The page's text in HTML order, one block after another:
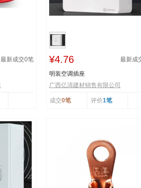
最新成交0笔 ¥4.76 最新成
明装空调插座
广西亿清建材销售有限公司
成交0笔 评价1笔